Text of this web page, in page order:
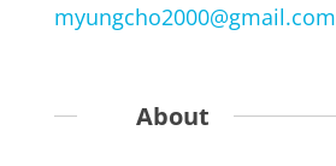
myungcho2000@gmail.com
About